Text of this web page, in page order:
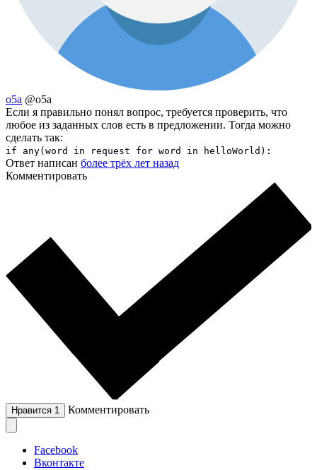
o5a @o5a
Если я правильно понял вопрос, требуется проверить, что
любое из заданных слов есть в предложении. Тогда можно
сделать так:
if any(word in request for word in helloWorld):
Ответ написан более трёх лет назад
Комментировать
Нравится 1 Комментировать
Facebook
Вконтакте